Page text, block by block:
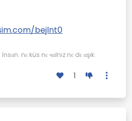
bejlnt0
nє küs nє чαlnız nє dє αşık.
1